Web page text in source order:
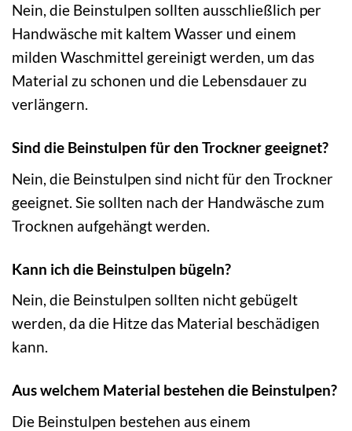
Nein, die Beinstulpen sollten ausschließlich per
Handwäsche mit kaltem Wasser und einem
milden Waschmittel gereinigt werden, um das
Material zu schonen und die Lebensdauer zu
verlängern.
Sind die Beinstulpen für den Trockner geeignet?
Nein, die Beinstulpen sind nicht für den Trockner
geeignet. Sie sollten nach der Handwäsche zum
Trocknen aufgehängt werden.
Kann ich die Beinstulpen bügeln?
Nein, die Beinstulpen sollten nicht gebügelt
werden, da die Hitze das Material beschädigen
kann.
Aus welchem Material bestehen die Beinstulpen?
Die Beinstulpen bestehen aus einem